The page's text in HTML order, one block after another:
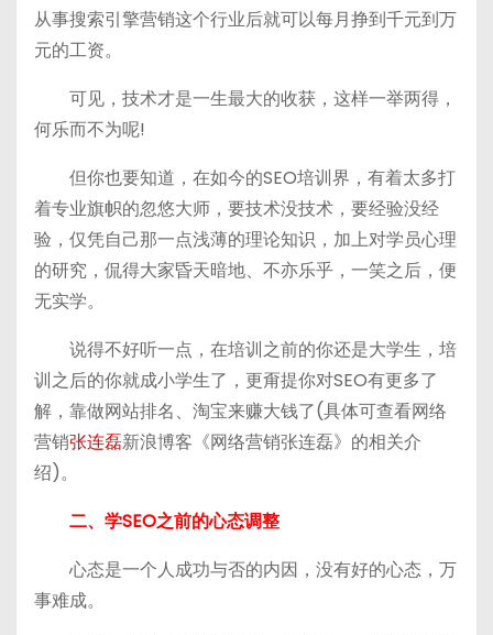
从事搜索引擎营销这个行业后就可以每月挣到千元到万
元的工资。
可见，技术才是一生最大的收获，这样一举两得，
何乐而不为呢!
但你也要知道，在如今的SEO培训界，有着太多打
着专业旗帜的忽悠大师，要技术没技术，要经验没经
验，仅凭自己那一点浅薄的理论知识，加上对学员心理
的研究，侃得大家昏天暗地、不亦乐乎，一笑之后，便
无实学。
说得不好听一点，在培训之前的你还是大学生，培
训之后的你就成小学生了，更甭提你对SEO有更多了
解，靠做网站排名、淘宝来赚大钱了(具体可查看网络
营销张连磊新浪博客《网络营销张连磊》的相关介
绍)。
二、学SEO之前的心态调整
心态是一个人成功与否的内因，没有好的心态，万
事难成。